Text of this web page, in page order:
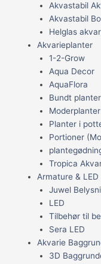
Akvastabil
Akvastabil
Helglas
Akvarieplanter
1-2-Grow
Aqua Decor
AquaFlora
Bundt planter
Planter i
Portioner
Tropica
Armature & LED
Juwel
LED
Tilbehør til
Sera LED
Akvarie
3D